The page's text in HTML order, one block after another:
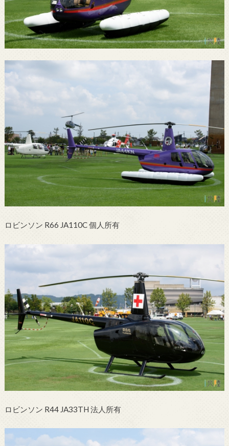
ロビンソン R66 JA110C 個人所有
ロビンソン R44 JA33TH 法人所有